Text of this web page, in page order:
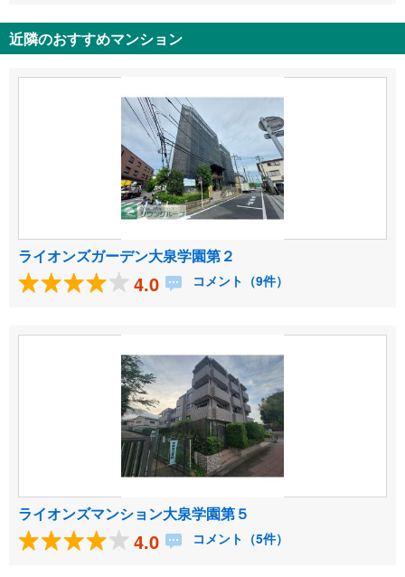
近隣のおすすめマンション
ライオンズガーデン大泉学園第２
4.0 コメント（9件）
ライオンズマンション大泉学園第５
4.0 コメント（5件）